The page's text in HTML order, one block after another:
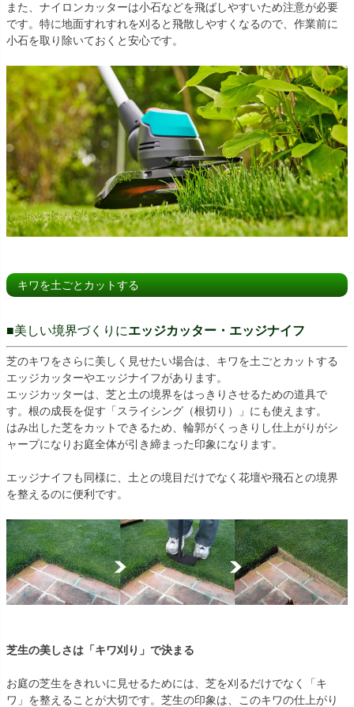
また、ナイロンカッターは小石などを飛ばしやすいため注意が必要
です。特に地面すれすれを刈ると飛散しやすくなるので、作業前に
小石を取り除いておくと安心です。
キワを土ごとカットする
■美しい境界づくりにエッジカッター・エッジナイフ
芝のキワをさらに美しく見せたい場合は、キワを土ごとカットする
エッジカッターやエッジナイフがあります。
エッジカッターは、芝と土の境界をはっきりさせるための道具で
す。根の成長を促す「スライシング（根切り）」にも使えます。
はみ出した芝をカットできるため、輪郭がくっきりし仕上がりがシ
ャープになりお庭全体が引き締まった印象になります。
エッジナイフも同様に、土との境目だけでなく花壇や飛石との境界
を整えるのに便利です。
芝生の美しさは「キワ刈り」で決まる
お庭の芝生をきれいに見せるためには、芝を刈るだけでなく「キ
ワ」を整えることが大切です。芝生の印象は、このキワの仕上がり